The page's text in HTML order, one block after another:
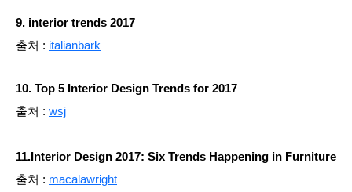
9. interior trends 2017
출처 : italianbark
10. Top 5 Interior Design Trends for 2017
출처 : wsj
11.Interior Design 2017: Six Trends Happening in Furniture
출처 : macalawright